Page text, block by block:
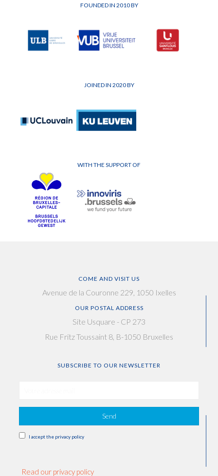
FOUNDED IN 2010 BY
JOINED IN 2020 BY
WITH THE SUPPORT OF
COME AND VISIT US
Avenue de la Couronne 229, 1050 Ixelles
OUR POSTAL ADDRESS
Site Usquare - CP 273
Rue Fritz Toussaint 8, B-1050 Bruxelles
SUBSCRIBE TO OUR NEWSLETTER
Send
I accept the privacy policy
Read our privacy policy